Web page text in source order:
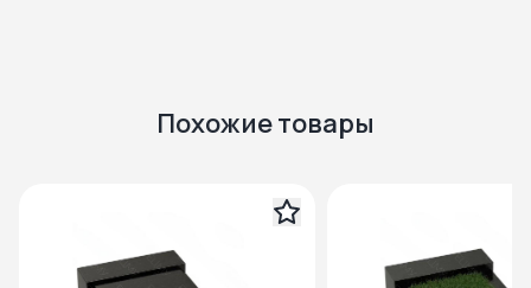
Похожие товары